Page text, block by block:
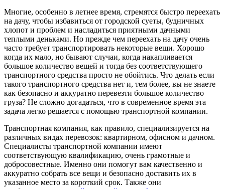
Многие, особенно в летнее время, стремятся быстро переехать
на дачу, чтобы избавиться от городской суеты, будничных
хлопот и проблем и насладиться приятными дачными
теплыми деньками. Но прежде чем переехать на дачу очень
часто требует транспортировать некоторые вещи. Хорошо
когда их мало, но бывают случаи, когда накапливается
большое количество вещей и тогда без соответствующего
транспортного средства просто не обойтись. Что делать если
такого транспортного средства нет и, тем более, вы не знаете
как безопасно и аккуратно перевезти большое количество
груза? Не сложно догадаться, что в современное время эта
задача легко решается с помощью транспортной компании.
Транспортная компания, как правило, специализируется на
различных видах перевозок: квартирном, офисном и дачном.
Специалисты транспортной компании имеют
соответствующую квалификацию, очень грамотные и
добросовестные. Именно они помогут вам качественно и
аккуратно собрать все вещи и безопасно доставить их в
указанное место за короткий срок. Также они